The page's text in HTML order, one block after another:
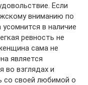
Если
вниманию по
в наличие
ревность не
сама не
является
во взглядах и
со своей любимой о